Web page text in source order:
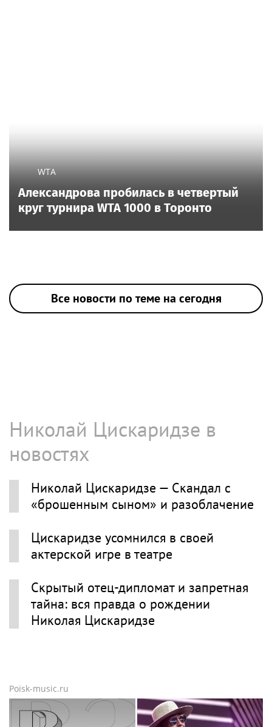
WTA
Александрова пробилась в четвертый
круг турнира WTA 1000 в Торонто
Все новости по теме на сегодня
Николай Цискаридзе в
новостях
Николай Цискаридзе — Скандал с
«брошенным сыном» и разоблачение
Цискаридзе усомнился в своей
актерской игре в театре
Скрытый отец-дипломат и запретная
тайна: вся правда о рождении
Николая Цискаридзе
Poisk-music.ru